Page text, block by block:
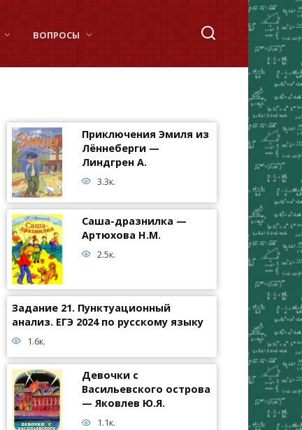
ВОПРОСЫ
Приключения Эмиля из
Лённеберги —
Линдгрен А.
3.3к.
Саша-дразнилка —
Артюхова Н.М.
2.5к.
Задание 21. Пунктуационный
анализ. ЕГЭ 2024 по русскому языку
1.6к.
Девочки с
Васильевского острова
— Яковлев Ю.Я.
1.1к.